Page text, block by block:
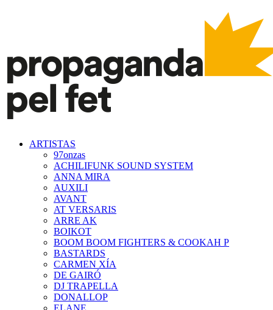
ARTISTAS
97onzas
ACHILIFUNK SOUND SYSTEM
ANNA MIRA
AUXILI
AVANT
AT VERSARIS
ARRE AK
BOIKOT
BOOM BOOM FIGHTERS & COOKAH P
BASTARDS
CARMEN XÍA
DE GAIRÓ
DJ TRAPELLA
DONALLOP
ELANE